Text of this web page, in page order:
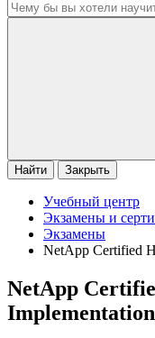
Найти Закрыть
Учебный центр
Экзамены и
Экзамены
NetApp Certified
NetApp